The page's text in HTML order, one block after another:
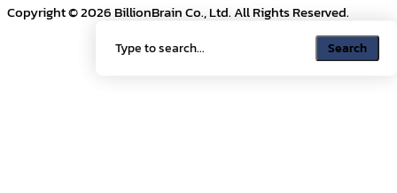
Search
Search
Copyright © 2026 BillionBrain Co., Ltd. All Rights Reserved.